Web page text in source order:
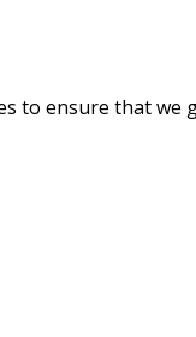
to ensure that we